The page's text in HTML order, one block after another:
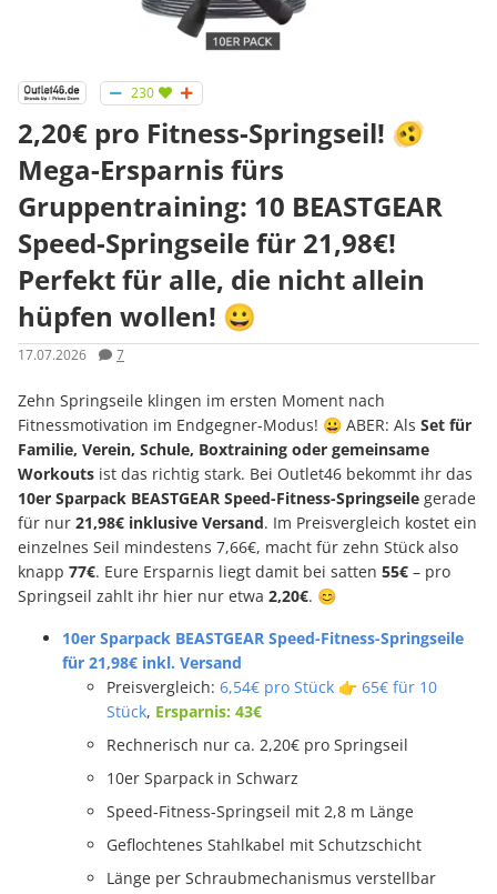
230
2,20€ pro Fitness-Springseil! 🫨
Mega-Ersparnis fürs
Gruppentraining: 10 BEASTGEAR
Speed-Springseile für 21,98€!
Perfekt für alle, die nicht allein
hüpfen wollen! 😀
17.07.2026 7
Zehn Springseile klingen im ersten Moment nach
Fitnessmotivation im Endgegner-Modus! 😀 ABER: Als Set für
Familie, Verein, Schule, Boxtraining oder gemeinsame
Workouts ist das richtig stark. Bei Outlet46 bekommt ihr das
10er Sparpack BEASTGEAR Speed-Fitness-Springseile gerade
für nur 21,98€ inklusive Versand. Im Preisvergleich kostet ein
einzelnes Seil mindestens 7,66€, macht für zehn Stück also
knapp 77€. Eure Ersparnis liegt damit bei satten 55€ – pro
Springseil zahlt ihr hier nur etwa 2,20€. 😊
10er Sparpack BEASTGEAR Speed-Fitness-Springseile
für 21,98€ inkl. Versand
Preisvergleich: 6,54€ pro Stück 👉 65€ für 10
Stück, Ersparnis: 43€
Rechnerisch nur ca. 2,20€ pro Springseil
10er Sparpack in Schwarz
Speed-Fitness-Springseil mit 2,8 m Länge
Geflochtenes Stahlkabel mit Schutzschicht
Länge per Schraubmechanismus verstellbar